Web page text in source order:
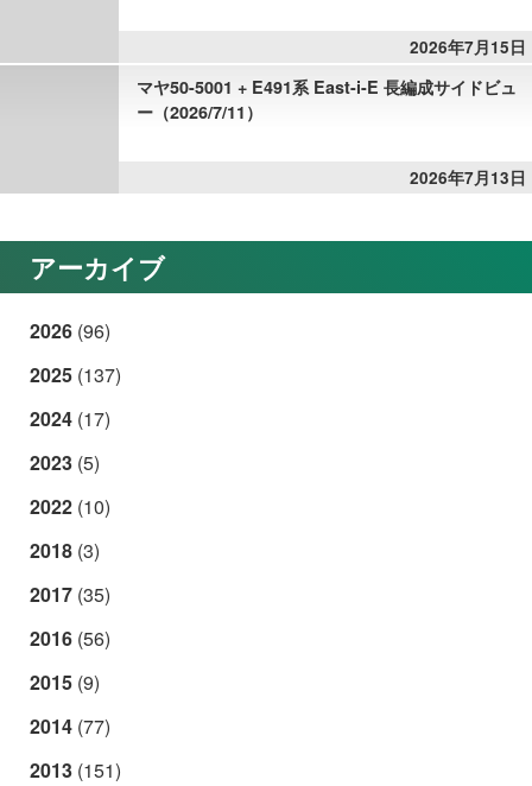
2026年7月15日
マヤ50-5001 + E491系 East-i-E 長編成サイドビュ
ー（2026/7/11）
2026年7月13日
アーカイブ
2026 (96)
2025 (137)
2024 (17)
2023 (5)
2022 (10)
2018 (3)
2017 (35)
2016 (56)
2015 (9)
2014 (77)
2013 (151)